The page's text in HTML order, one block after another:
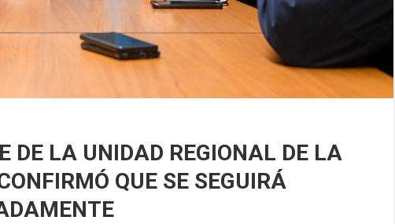
DE LA UNIDAD REGIONAL DE LA
QUE SE SEGUIRÁ